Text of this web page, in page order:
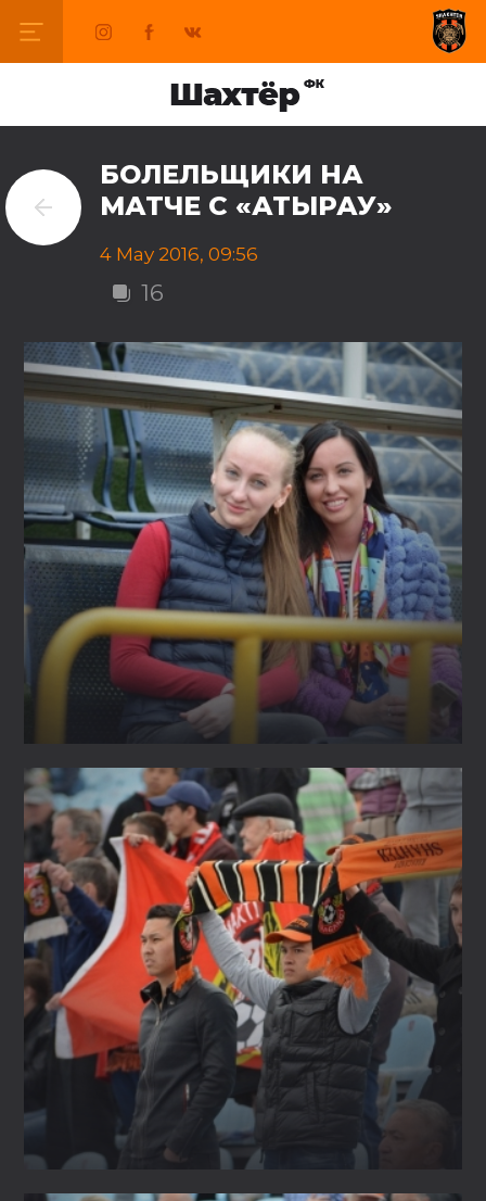
БОЛЕЛЬЩИКИ НА
МАТЧЕ С «АТЫРАУ»
4 May 2016, 09:56
16